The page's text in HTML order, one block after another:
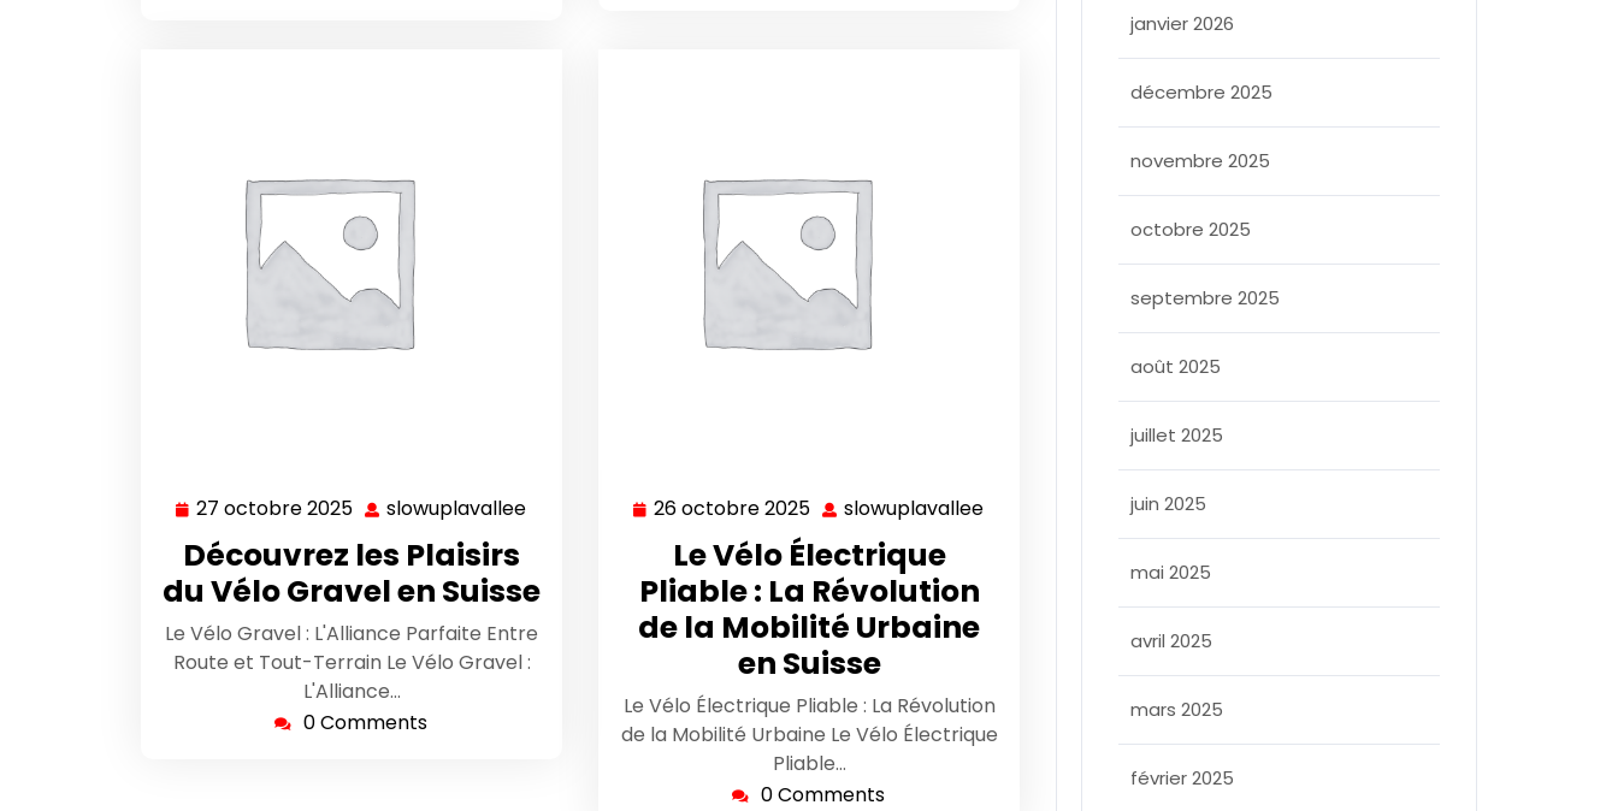
27 octobre 2025 27
octobre
2025
slowuplavallee slowuplavallee
Découvrez les Plaisirs
du Vélo Gravel en Suisse
Le Vélo Gravel : L'Alliance Parfaite Entre
Route et Tout-Terrain Le Vélo Gravel :
L'Alliance…
0 Comments
26 octobre 2025 26
octobre
2025
slowuplavallee
Le Vélo Électrique
Pliable : La Révolution
de la Mobilité Urbaine
en Suisse
Le Vélo Électrique Pliable : La Révolution
de la Mobilité Urbaine Le Vélo Électrique
Pliable…
0 Comments
janvier 2026
décembre 2025
novembre 2025
octobre 2025
septembre 2025
août 2025
juillet 2025
juin 2025
mai 2025
avril 2025
mars 2025
février 2025